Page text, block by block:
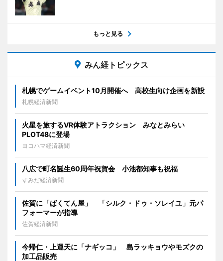
もっと見る
みん経トピックス
札幌でゲームイベント10月開催へ 高校生向け企画を新設
札幌経済新聞
火星を旅するVR体験アトラクション みなとみらい
PLOT48に登場
ヨコハマ経済新聞
八広で町名誕生60周年祝賀会 小池都知事も祝福
すみだ経済新聞
佐賀に「ばくてん屋」 「シルク・ドゥ・ソレイユ」元パ
フォーマーが指導
佐賀経済新聞
今帰仁・上運天に「ナギッコ」 島ラッキョウやモズクの
加工品販売